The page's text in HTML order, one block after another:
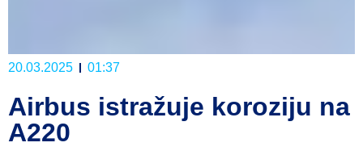
20.03.2025 01:37
Airbus istražuje koroziju na
A220